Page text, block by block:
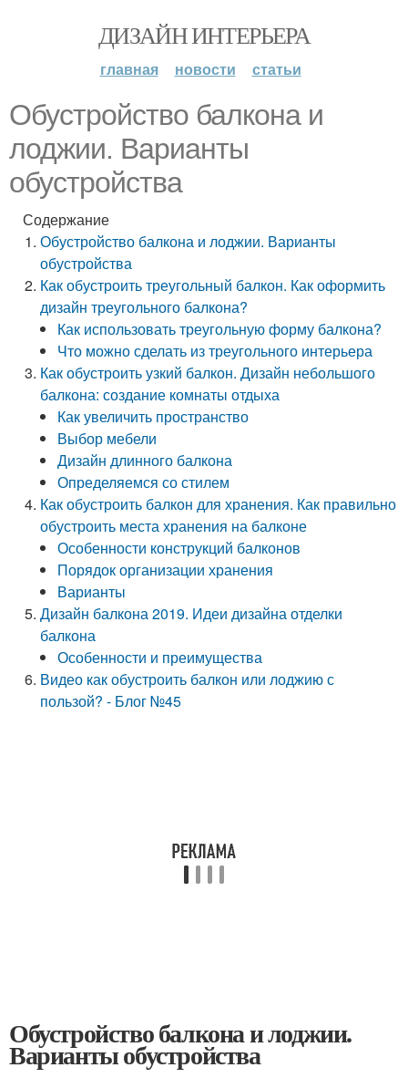
ДИЗАЙН ИНТЕРЬЕРА
главная новости статьи
Обустройство балкона и
лоджии. Варианты
обустройства
Содержание
Обустройство балкона и лоджии. Варианты
обустройства
Как обустроить треугольный балкон. Как оформить
дизайн треугольного балкона?
Как использовать треугольную форму балкона?
Что можно сделать из треугольного интерьера
Как обустроить узкий балкон. Дизайн небольшого
балкона: создание комнаты отдыха
Как увеличить пространство
Выбор мебели
Дизайн длинного балкона
Определяемся со стилем
Как обустроить балкон для хранения. Как правильно
обустроить места хранения на балконе
Особенности конструкций балконов
Порядок организации хранения
Варианты
Дизайн балкона 2019. Идеи дизайна отделки
балкона
Особенности и преимущества
Видео как обустроить балкон или лоджию с
пользой? - Блог №45
Обустройство балкона и лоджии.
Варианты обустройства